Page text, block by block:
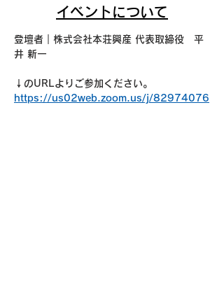
イベントについて
登壇者｜株式会社本荘興産 代表取締役　平
井 新一
↓のURLよりご参加ください。
https://us02web.zoom.us/j/82974076